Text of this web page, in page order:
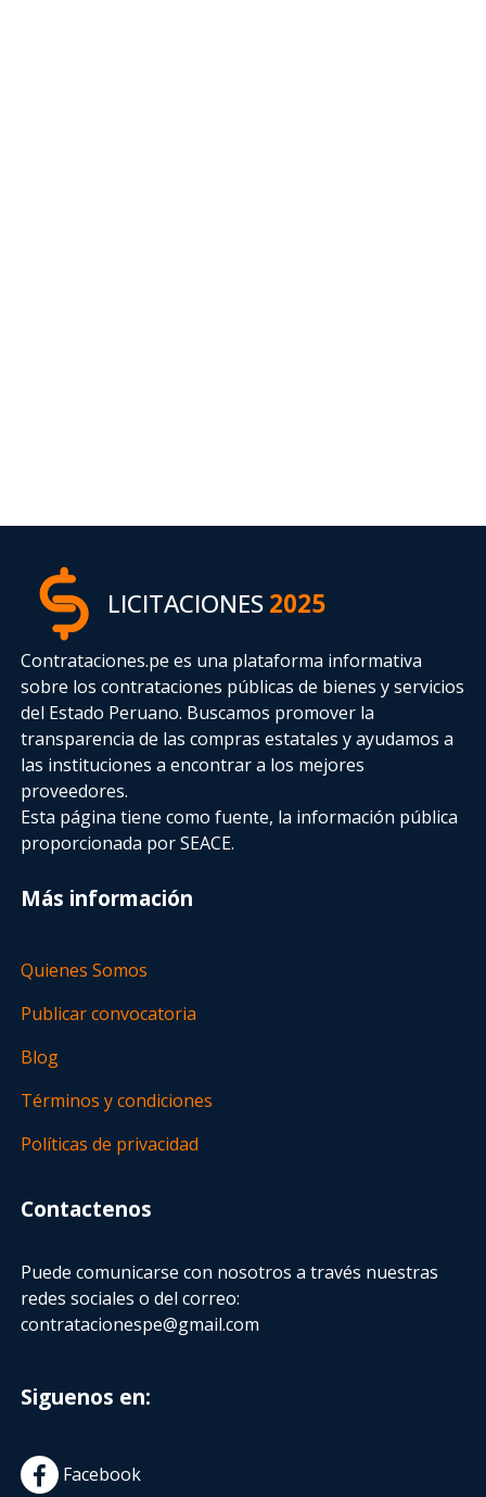
LICITACIONES2025
Contrataciones.pe es una plataforma informativa
sobre los contrataciones públicas de bienes y servicios
del Estado Peruano. Buscamos promover la
transparencia de las compras estatalesy ayudamos a
las instituciones a encontrar a los mejores
proveedores.
Esta página tiene como fuente, la información pública
proporcionada por SEACE.
Más información
Quienes Somos
Publicar convocatoria
Blog
Términos y condiciones
Políticas de privacidad
Contactenos
Puede comunicarse con nosotros a través nuestras
redes sociales o del correo:
contratacionespe@gmail.com
Siguenos en:
Facebook